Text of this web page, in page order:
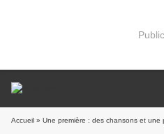
Accueil » Une première : des chansons et une